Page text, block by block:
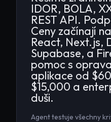
IDOR, BOLA,
REST API.
Ceny začínají
React, Next.js,
Supabase, a
pomoc s
aplikace od
$15,000 a
duši.
Agent testuje všechny